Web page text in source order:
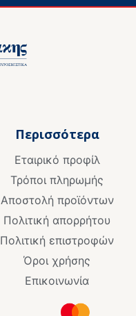
Περισσότερα
Εταιρικό προφίλ
Τρόποι πληρωμής
Αποστολή προϊόντων
Πολιτική απορρήτου
Πολιτική επιστροφών
Όροι χρήσης
Επικοινωνία